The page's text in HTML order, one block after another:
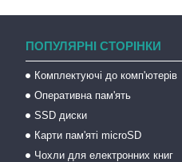
ПОПУЛЯРНІ СТОРІНКИ
Комплектуючі до комп'ютерів
Оперативна пам'ять
SSD диски
Карти пам'яті microSD
Чохли для електронних книг